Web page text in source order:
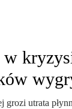
w
grozi utrata